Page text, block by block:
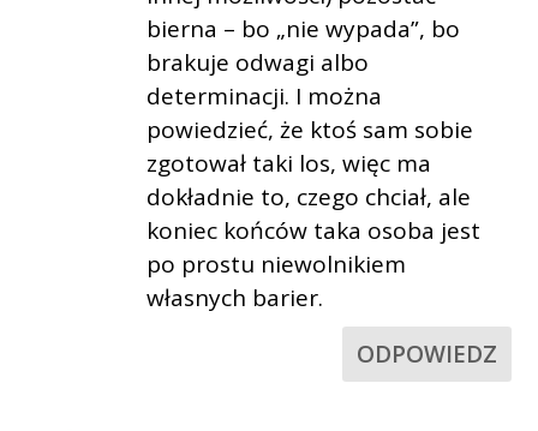
bierna – bo „nie wypada”, bo
brakuje odwagi albo
determinacji. I można
powiedzieć, że ktoś sam sobie
zgotował taki los, więc ma
dokładnie to, czego chciał, ale
koniec końców taka osoba jest
po prostu niewolnikiem
własnych barier.
ODPOWIEDZ